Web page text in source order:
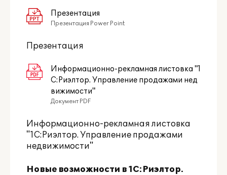
ПоддержкаПрезентация
Презентация Power Point
Презентация
Информационно-рекламная листовка "1
С:Риэлтор. Управление продажами нед
вижимости"
Документ PDF
Информационно-рекламная листовка
"1С:Риэлтор. Управление продажами
недвижимости"
Новые возможности в 1С:Риэлтор.